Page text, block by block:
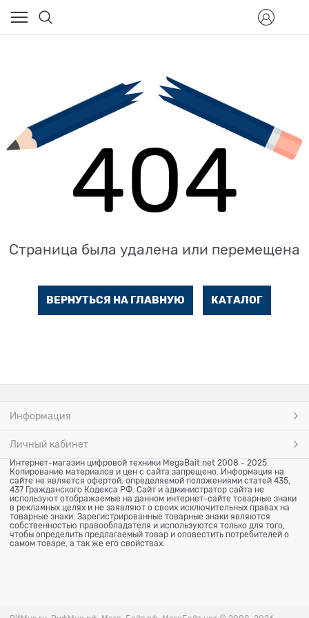
404
Страница была удалена или перемещена
ВЕРНУТЬСЯ НА ГЛАВНУЮ КАТАЛОГ
Информация
Личный кабинет
Интернет-магазин цифровой техники MegaBait.net 2008 - 2025.
Копирование материалов и цен с сайта запрещено. Информация на
сайте не является офертой, определяемой положениями статей 435,
437 Гражданского Кодекса РФ. Сайт и администратор сайта не
используют отображаемые на данном интернет-сайте товарные знаки
в рекламных целях и не заявляют о своих исключительных правах на
товарные знаки. Зарегистрированные товарные знаки являются
собственностью правообладателя и используются только для того,
чтобы определить предлагаемый товар и оповестить потребителей о
самом товаре, а так же его свойствах.